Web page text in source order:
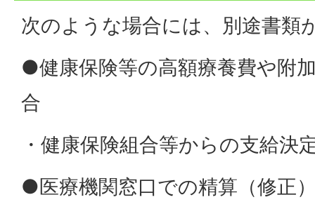
次のような場合には、別途書類
●健康保険等の高額療養費や附
合
・健康保険組合等からの支給決
●医療機関窓口での精算（修正